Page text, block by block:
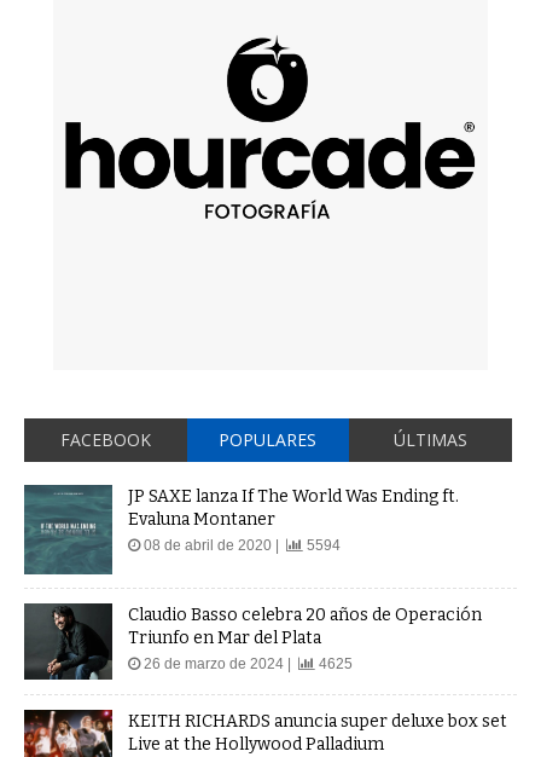
FACEBOOK POPULARES ÚLTIMAS
JP SAXE lanza If The World Was Ending ft.
Evaluna Montaner
08 de abril de 2020 | 5594
Claudio Basso celebra 20 años de Operación
Triunfo en Mar del Plata
26 de marzo de 2024 | 4625
KEITH RICHARDS anuncia super deluxe box set
Live at the Hollywood Palladium